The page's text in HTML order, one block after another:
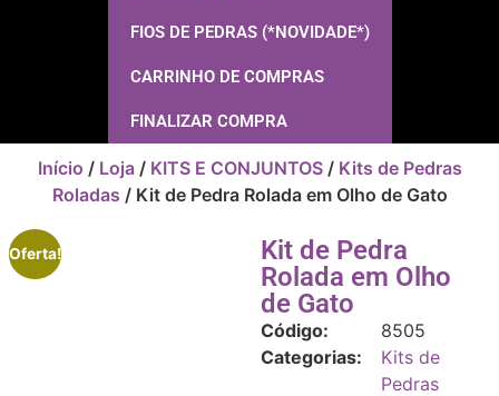
FIOS DE PEDRAS (*NOVIDADE*)
CARRINHO DE COMPRAS
FINALIZAR COMPRA
Início / Loja/ KITS E CONJUNTOS/ Kits de Pedras
Roladas / Kit de Pedra Rolada em Olho de Gato
Oferta!
Kit de Pedra
Rolada em Olho
de Gato
Código:
8505
Categorias:
Kits de
Pedras